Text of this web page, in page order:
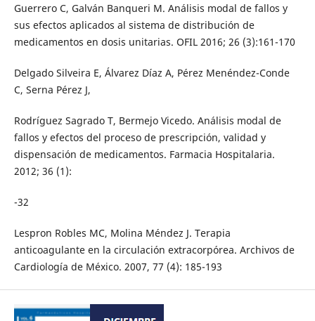
Guerrero C, Galván Banqueri M. Análisis modal de fallos y
sus efectos aplicados al sistema de distribución de
medicamentos en dosis unitarias. OFIL 2016; 26 (3):161-170
Delgado Silveira E, Álvarez Díaz A, Pérez Menéndez-Conde
C, Serna Pérez J,
Rodríguez Sagrado T, Bermejo Vicedo. Análisis modal de
fallos y efectos del proceso de prescripción, validad y
dispensación de medicamentos. Farmacia Hospitalaria.
2012; 36 (1):
-32
Lespron Robles MC, Molina Méndez J. Terapia
anticoagulante en la circulación extracorpórea. Archivos de
Cardiología de México. 2007, 77 (4): 185-193